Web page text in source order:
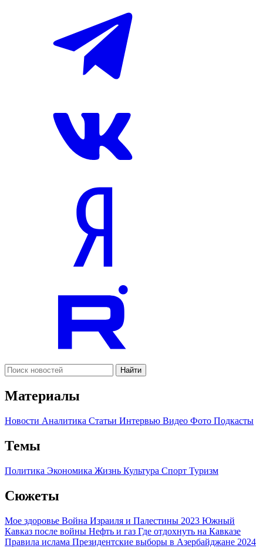
Найти
Материалы
Новости Аналитика Статьи Интервью Видео Фото Подкасты
Темы
Политика Экономика Жизнь Культура Спорт Туризм
Сюжеты
Мое здоровье Война Израиля и Палестины 2023 Южный
Кавказ после войны Нефть и газ Где отдохнуть на Кавказе
Правила ислама Президентские выборы в Азербайджане 2024